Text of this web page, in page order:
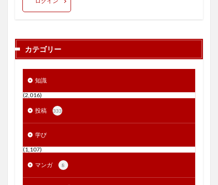
カテゴリー
知識
(2,016)
投稿 333
学び
(1,107)
マンガ 8